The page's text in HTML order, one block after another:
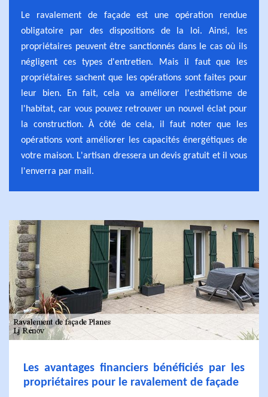
Le ravalement de façade est une opération rendue
obligatoire par des dispositions de la loi. Ainsi, les
propriétaires peuvent être sanctionnés dans le cas où ils
négligent ces types d'entretien. Mais il faut que les
propriétaires sachent que les opérations sont faites pour
leur bien. En fait, cela va améliorer l'esthétisme de
l'habitat, car vous pouvez retrouver un nouvel éclat pour
la construction. À côté de cela, il faut noter que les
opérations vont améliorer les capacités énergétiques de
votre maison. L'artisan dressera un devis gratuit et il vous
l'enverra par mail.
Les avantages financiers bénéficiés par les
propriétaires pour le ravalement de façade